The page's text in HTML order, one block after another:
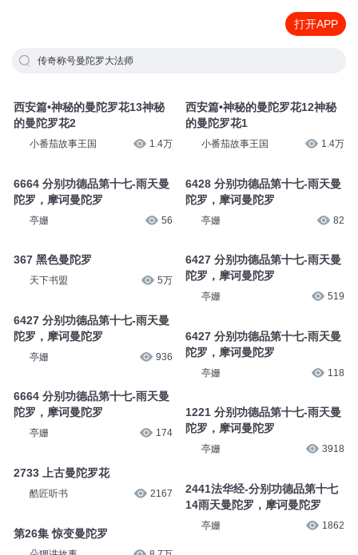
打开APP
传奇称号曼陀罗大法师
西安篇•神秘的曼陀罗花13神秘
的曼陀罗花2
小番茄故事王国 1.4万
6664 分别功德品第十七-雨天曼
陀罗，摩诃曼陀罗
亭姗 56
367 黑色曼陀罗
天下书盟 5万
6427 分别功德品第十七-雨天曼
陀罗，摩诃曼陀罗
亭姗 936
6664 分别功德品第十七-雨天曼
陀罗，摩诃曼陀罗
亭姗 174
2733 上古曼陀罗花
酷匠听书 2167
第26集 惊变曼陀罗
西安篇•神秘的曼陀罗花12神秘
的曼陀罗花1
小番茄故事王国 1.4万
6428 分别功德品第十七-雨天曼
陀罗，摩诃曼陀罗
亭姗 82
6427 分别功德品第十七-雨天曼
陀罗，摩诃曼陀罗
亭姗 519
6427 分别功德品第十七-雨天曼
陀罗，摩诃曼陀罗
亭姗 118
1221 分别功德品第十七-雨天曼
陀罗，摩诃曼陀罗
亭姗 3918
2441法华经-分别功德品第十七
14雨天曼陀罗，摩诃曼陀罗
亭姗 1862